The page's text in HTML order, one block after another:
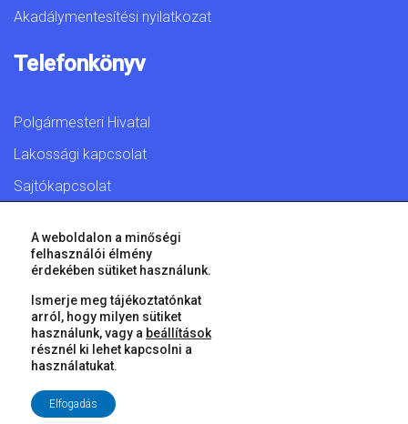
Akadálymentesítési nyilatkozat
Telefonkönyv
Polgármesteri Hivatal
Lakossági kapcsolat
Sajtókapcsolat
© 2026 Győr Megyei Jogú Város • Minden jog fenntartva!
A weboldalon a minőségi
felhasználói élmény
érdekében sütiket használunk.
Ismerje meg tájékoztatónkat
arról, hogy milyen sütiket
használunk, vagy a beállítások
résznél ki lehet kapcsolni a
használatukat.
Elfogadás